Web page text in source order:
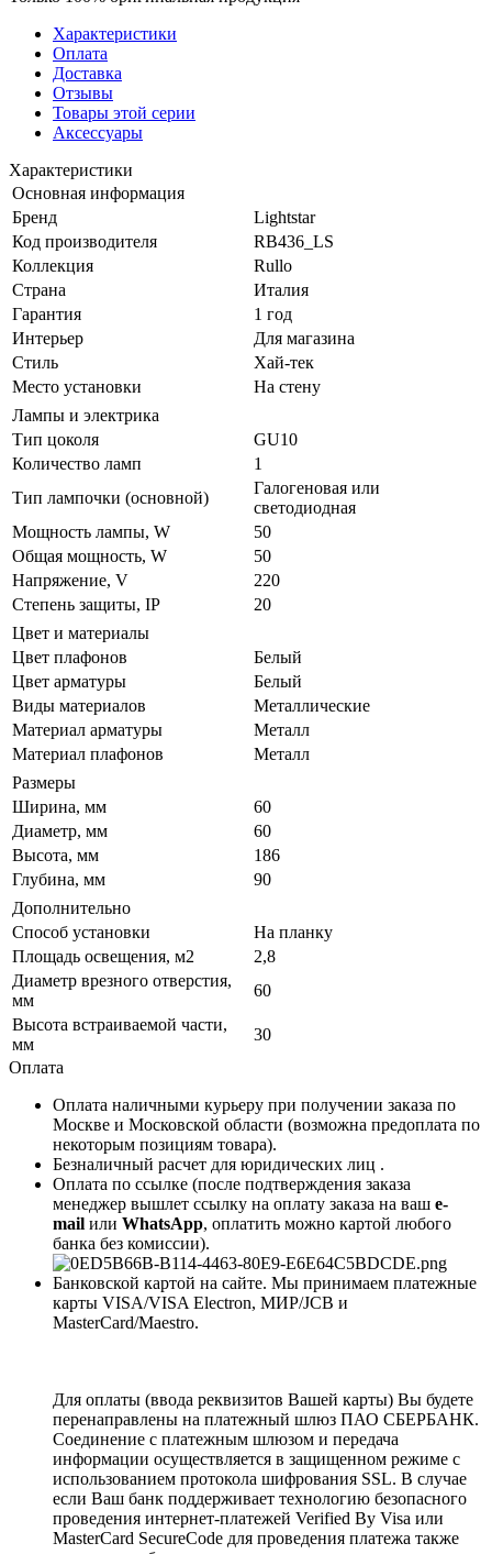
Характеристики
Оплата
Доставка
Отзывы
Товары этой серии
Аксессуары
Характеристики
Основная информация
Бренд
Lightstar
Код производителя
RB436_LS
Коллекция
Rullo
Страна
Италия
Гарантия
1 год
Интерьер
Для магазина
Стиль
Хай-тек
Место установки
На стену
Лампы и электрика
Тип цоколя
GU10
Количество ламп
1
Тип лампочки (основной)
Галогеновая или
светодиодная
Мощность лампы, W
50
Общая мощность, W
50
Напряжение, V
220
Степень защиты, IP
20
Цвет и материалы
Цвет плафонов
Белый
Цвет арматуры
Белый
Виды материалов
Металлические
Материал арматуры
Металл
Материал плафонов
Металл
Размеры
Ширина, мм
60
Диаметр, мм
60
Высота, мм
186
Глубина, мм
90
Дополнительно
Способ установки
На планку
Площадь освещения, м2
2,8
Диаметр врезного отверстия,
мм
60
Высота встраиваемой части,
мм
30
Оплата
Оплата наличными курьеру при получении заказа по
Москве и Московской области (возможна предоплата по
некоторым позициям товара).
Безналичный расчет для юридических лиц .
Оплата по ссылке (после подтверждения заказа
менеджер вышлет ссылку на оплату заказа на ваш e-
mail или WhatsApp, оплатить можно картой любого
банка без комиссии).
Банковской картой на сайте. Мы принимаем платежные
карты VISA/VISA Electron, МИР/JCB и
MasterCard/Maestro.
Для оплаты (ввода реквизитов Вашей карты) Вы будете
перенаправлены на платежный шлюз ПАО СБЕРБАНК.
Соединение с платежным шлюзом и передача
информации осуществляется в защищенном режиме с
использованием протокола шифрования SSL. В случае
если Ваш банк поддерживает технологию безопасного
проведения интернет-платежей Verified By Visa или
MasterCard SecureCode для проведения платежа также